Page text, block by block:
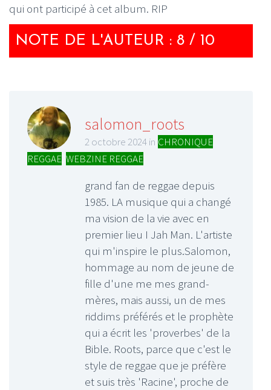
qui ont participé à cet album. RIP
NOTE DE L'AUTEUR : 8 / 10
salomon_roots
2 octobre 2024 in CHRONIQUE
REGGAE WEBZINE REGGAE
grand fan de reggae depuis
1985. LA musique qui a changé
ma vision de la vie avec en
premier lieu I Jah Man. L'artiste
qui m'inspire le plus.Salomon,
hommage au nom de jeune de
fille d'une me mes grand-
mères, mais aussi, un de mes
riddims préférés et le prophète
qui a écrit les 'proverbes' de la
Bible. Roots, parce que c'est le
style de reggae que je préfère
et suis très 'Racine', proche de